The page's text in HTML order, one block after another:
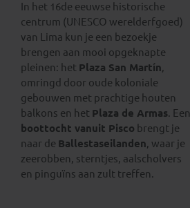
In het 16de eeuwse historische
centrum (UNESCO werelderfgoed)
van Lima kun je een bezoekje
brengen aan mooi opgeknapte
pleinen: het Plaza San Martín,
omringd door oude koloniale
gebouwen met prachtige houten
balkons en het Plaza de Armas. Een
boottocht vanuit Pisco brengt je
naar de Ballestaseilanden, waar je
zeerobben, sterntjes, aalscholvers
en pinguïns aan zult treffen.